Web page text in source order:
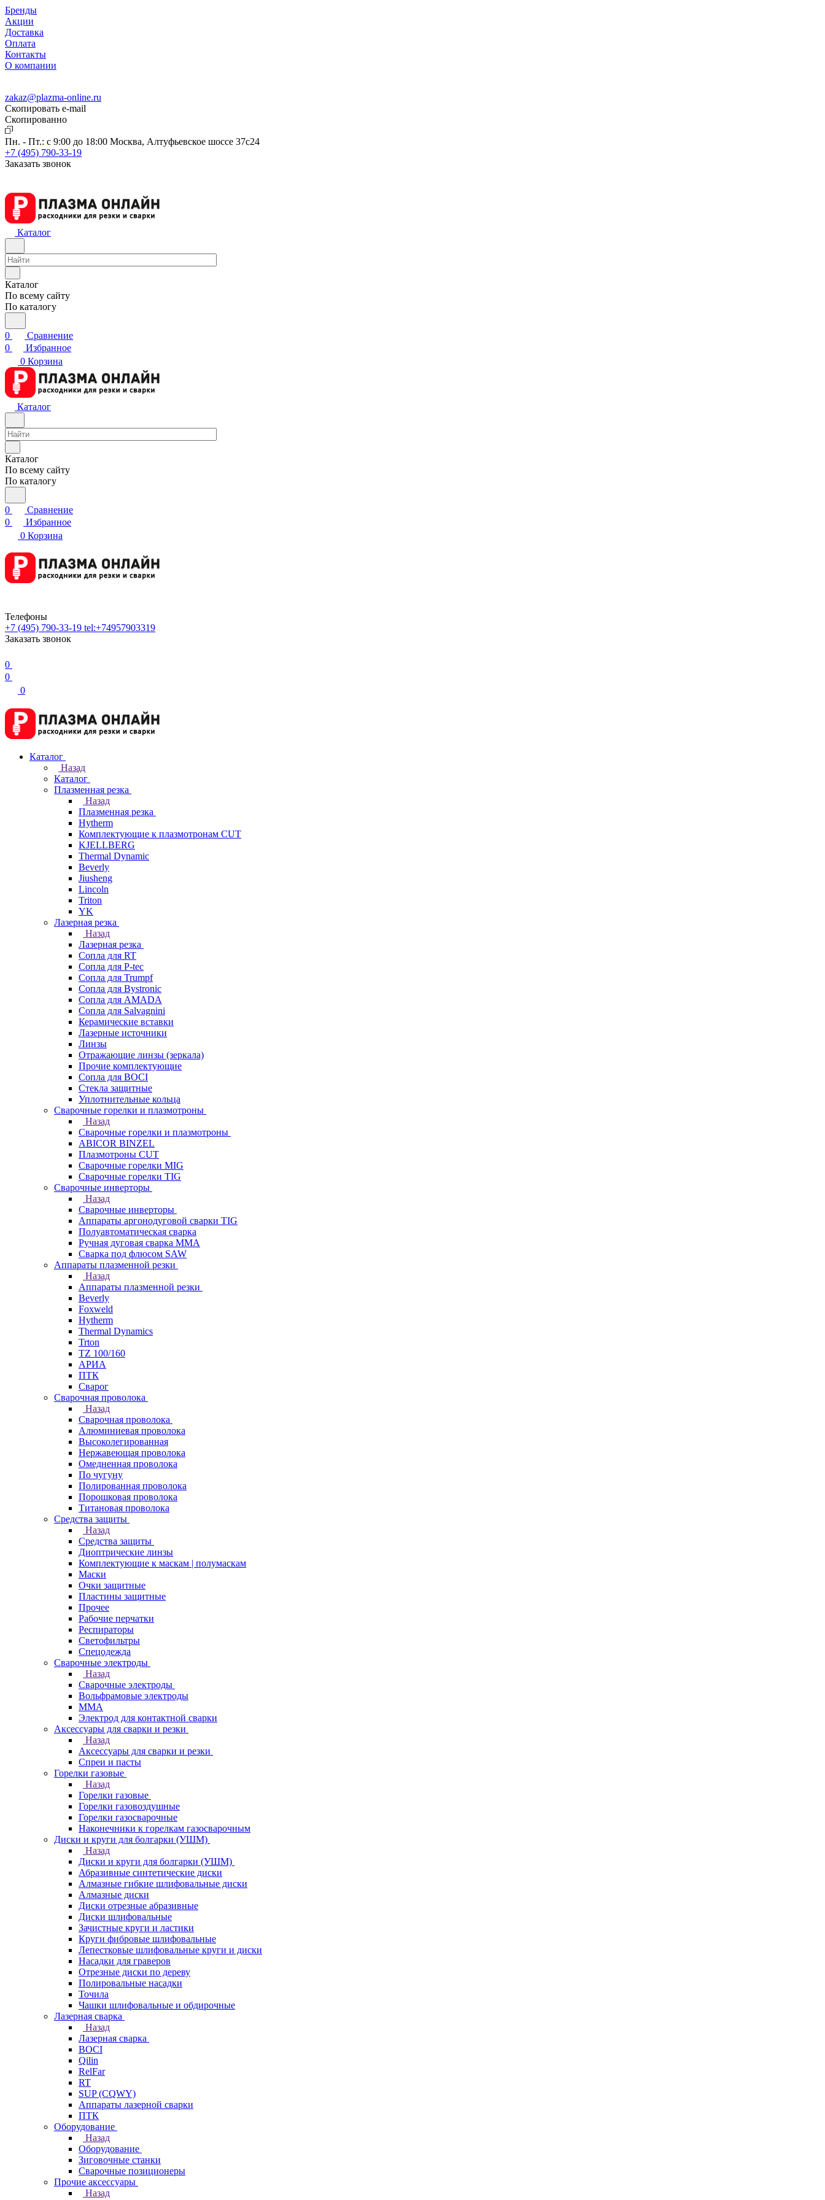
Бренды
Акции
Доставка
Оплата
Контакты
О компании
zakaz@plazma-online.ru
Скопировать e-mail
Cкопированно
Пн. - Пт.: с 9:00 до 18:00 Москва, Алтуфьевское шоссе 37с24
+7 (495) 790-33-19
Заказать звонок
Каталог
Каталог
По всему сайту
По каталогу
0
Сравнение
0
Избранное
0 Корзина
Каталог
Каталог
По всему сайту
По каталогу
0
Сравнение
0
Избранное
0 Корзина
Телефоны
+7 (495) 790-33-19 tel:+74957903319
Заказать звонок
0
0
0
Каталог
Назад
Каталог
Плазменная резка
Назад
Плазменная резка
Hytherm
Комплектующие к плазмотронам CUT
KJELLBERG
Thermal Dynamic
Beverly
Jiusheng
Lincoln
Triton
YK
Лазерная резка
Назад
Лазерная резка
Сопла для RT
Сопла для P-tec
Сопла для Trumpf
Сопла для Bystronic
Сопла для AMADA
Сопла для Salvagnini
Керамические вставки
Лазерные источники
Линзы
Отражающие линзы (зеркала)
Прочие комплектующие
Сопла для BOCI
Стекла защитные
Уплотнительные кольца
Сварочные горелки и плазмотроны
Назад
Сварочные горелки и плазмотроны
ABICOR BINZEL
Плазмотроны CUT
Сварочные горелки MIG
Сварочные горелки TIG
Сварочные инверторы
Назад
Сварочные инверторы
Аппараты аргонодуговой сварки TIG
Полуавтоматическая сварка
Ручная дуговая сварка MMA
Сварка под флюсом SAW
Аппараты плазменной резки
Назад
Аппараты плазменной резки
Beverly
Foxweld
Hytherm
Thermal Dynamics
Trton
TZ 100/160
АРИА
ПТК
Сварог
Сварочная проволока
Назад
Сварочная проволока
Алюминиевая проволока
Высоколегированная
Нержавеющая проволока
Омедненная проволока
По чугуну
Полированная проволока
Порошковая проволока
Титановая проволока
Средства защиты
Назад
Средства защиты
Диоптрические линзы
Комплектующие к маскам | полумаскам
Маски
Очки защитные
Пластины защитные
Прочее
Рабочие перчатки
Респираторы
Светофильтры
Спецодежда
Сварочные электроды
Назад
Сварочные электроды
Вольфрамовые электроды
ММА
Электрод для контактной сварки
Аксессуары для сварки и резки
Назад
Аксессуары для сварки и резки
Спреи и пасты
Горелки газовые
Назад
Горелки газовые
Горелки газовоздушные
Горелки газосварочные
Наконечники к горелкам газосварочным
Диски и круги для болгарки (УШМ)
Назад
Диски и круги для болгарки (УШМ)
Абразивные синтетические диски
Алмазные гибкие шлифовальные диски
Алмазные диски
Диски отрезные абразивные
Диски шлифовальные
Зачистные круги и ластики
Круги фибровые шлифовальные
Лепестковые шлифовальные круги и диски
Насадки для граверов
Отрезные диски по дереву
Полировальные насадки
Точила
Чашки шлифовальные и обдирочные
Лазерная сварка
Назад
Лазерная сварка
BOCI
Qilin
RelFar
RT
SUP (CQWY)
Аппараты лазерной сварки
ПТК
Оборудование
Назад
Оборудование
Зиговочные станки
Сварочные позиционеры
Прочие аксессуары
Назад